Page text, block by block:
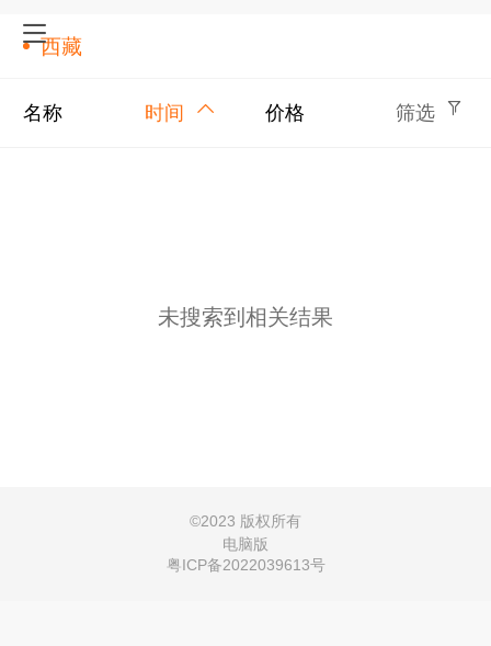
西藏
名称 时间 价格 筛选
未搜索到相关结果
©2023 版权所有
电脑版
粤ICP备2022039613号